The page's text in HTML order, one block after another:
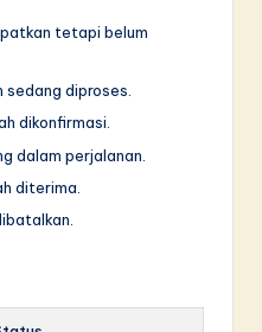
tetapi belum
sedang diproses.
dikonfirmasi.
dalam perjalanan.
diterima.